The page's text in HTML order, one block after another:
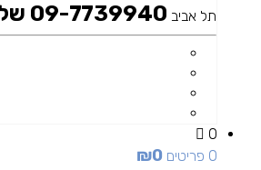
תל אביב 09-7739940 שלוחה 4
0
0 פריטים
₪0